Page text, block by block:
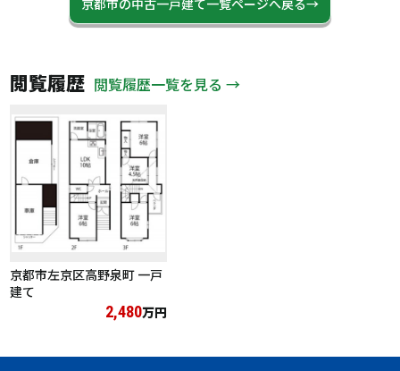
閲覧履歴 閲覧履歴一覧を見る →
京都市左京区高野泉町 一戸
建て
2,480万円